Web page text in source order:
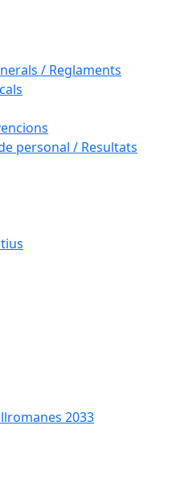
/ Reglaments
personal / Resultats
2033